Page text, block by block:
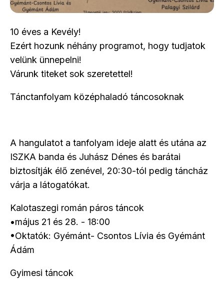
10 éves a Kevély!
Ezért hozunk néhány programot, hogy tudjatok
velünk ünnepelni!
Várunk titeket sok szeretettel!
Tánctanfolyam középhaladó táncosoknak
A hangulatot a tanfolyam ideje alatt és utána az
ISZKA banda és Juhász Dénes és barátai
biztosítják élő zenével, 20:30-tól pedig táncház
várja a látogatókat.
Kalotaszegi román páros táncok
•május 21 és 28. - 18:00
•Oktatók: Gyémánt- Csontos Lívia és Gyémánt
Ádám
Gyimesi táncok